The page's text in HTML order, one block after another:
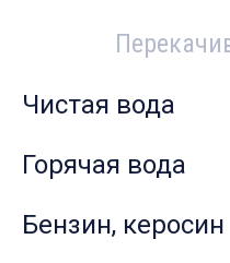
Чистая вода
Горячая вода
Бензин, керосин